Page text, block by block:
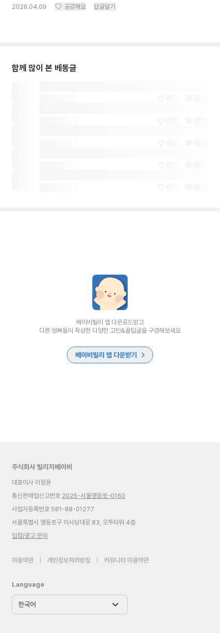
2026.04.09 공감해요 답글달기
함께 많이 본 베동글
베이비빌리 앱 다운로드받고
다른 엄빠들이 작성한 다양한 고민&꿀팁글을 구경해보세요
베이비빌리 앱 다운받기
주식회사 빌리지베이비
대표이사 이정윤
통신판매업신고번호 2025-서울영등포-0160
사업자등록번호 581-88-01277
서울특별시 영등포구 의사당대로 83, 오투타워 4층
입점/광고 문의
이용약관 개인정보처리방침 커뮤니티 이용약관
Language